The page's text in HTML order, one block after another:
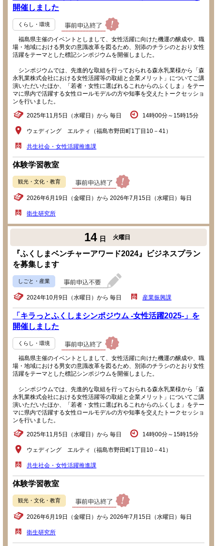
開催しました
くらし・環境
福島県主催のイベントとしまして、女性活躍に向けた機運の醸成や、職
場・地域における男女の意識改革を図るため、別添のチラシのとおり女性
活躍をテーマとした標記シンポジウムを開催しました。
シンポジウムでは、先進的な取組を行っておられる森永乳業様から「森
永乳業株式会社における女性活躍等の取組と企業メリット」についてご講
演いただいたほか、「若者・女性に選ばれるこれからのふくしま」をテー
マに県内で活躍する女性ロールモデルの方や知事を交えたトークセッショ
ンを行いました。
2025年11月5日（水曜日）から 毎日 14時00分～15時15分
ウェディング エルティ（福島市野田町1丁目10－41）
共生社会・女性活躍推進課
体験学習教室
観光・文化・教育
2026年6月19日（金曜日）から 2026年7月15日（水曜日）毎日
衛生研究所
14 日 火曜日
『ふくしまベンチャーアワード2024』ビジネスプラン
を募集します
しごと・産業
2024年10月9日（水曜日）から 毎日 産業振興課
「キラっとふくしまシンポジウム -女性活躍2025-」を
開催しました
くらし・環境
福島県主催のイベントとしまして、女性活躍に向けた機運の醸成や、職
場・地域における男女の意識改革を図るため、別添のチラシのとおり女性
活躍をテーマとした標記シンポジウムを開催しました。
シンポジウムでは、先進的な取組を行っておられる森永乳業様から「森
永乳業株式会社における女性活躍等の取組と企業メリット」についてご講
演いただいたほか、「若者・女性に選ばれるこれからのふくしま」をテー
マに県内で活躍する女性ロールモデルの方や知事を交えたトークセッショ
ンを行いました。
2025年11月5日（水曜日）から 毎日 14時00分～15時15分
ウェディング エルティ（福島市野田町1丁目10－41）
共生社会・女性活躍推進課
体験学習教室
観光・文化・教育
2026年6月19日（金曜日）から 2026年7月15日（水曜日）毎日
衛生研究所